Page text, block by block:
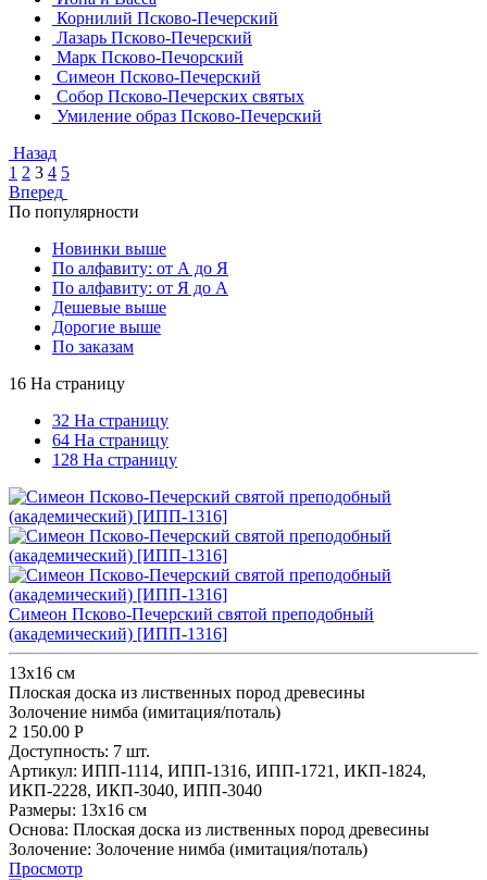
Корнилий Псково-Печерский
Лазарь Псково-Печерский
Марк Псково-Печорский
Симеон Псково-Печерский
Собор Псково-Печерских святых
Умиление образ Псково-Печерский
Назад
1 2 3 4 5
Вперед
По популярности
Новинки выше
По алфавиту: от А до Я
По алфавиту: от Я до А
Дешевые выше
Дорогие выше
По заказам
16 На страницу
32 На страницу
64 На страницу
128 На страницу
Симеон Псково-Печерский святой преподобный
(академический) [ИПП-1316]
13x16 см
Плоская доска из лиственных пород древесины
Золочение нимба (имитация/поталь)
2 150.00 Р
Доступность: 7 шт.
Артикул: ИПП-1114, ИПП-1316, ИПП-1721, ИКП-1824,
ИКП-2228, ИКП-3040, ИПП-3040
Размеры: 13x16 см
Основа: Плоская доска из лиственных пород древесины
Золочение: Золочение нимба (имитация/поталь)
Просмотр